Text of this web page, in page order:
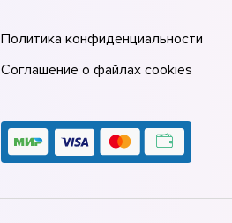
Москве
Ремонт синтезаторов Pioneer в
Политика конфиденциальности
Соглашение о файлах cookies